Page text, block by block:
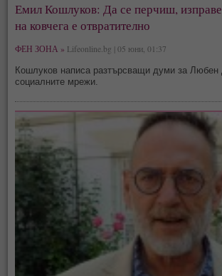
Емил Кошлуков: Да се перчиш,
на ковчега е отвратително
ФЕН ЗОНА » Lifeonline.bg | 05 юни, 01:37
Кошлуков написа разтърсващи думи за Любен
социалните мрежи.